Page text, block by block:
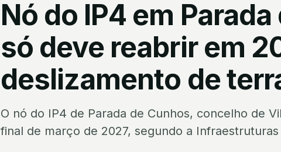
Nó do IP4 em
só deve reabrir em
deslizamento de
O nó do IP4 de Parada de Cunhos, concelho de
final de março de 2027, segundo a